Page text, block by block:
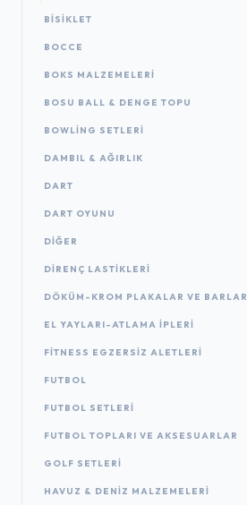
BISIKLET
BOCCE
BOKS MALZEMELERI
BOSU BALL & DENGE TOPU
BOWLING SETLERI
DAMBIL & AĞIRLIK
DART
DART OYUNU
DIĞER
DIRENÇ LASTIKLERI
DÖKÜM-KROM PLAKALAR VE BARLAR
EL YAYLARI-ATLAMA IPLERI
FITNESS EGZERSIZ ALETLERI
FUTBOL
FUTBOL SETLERI
FUTBOL TOPLARI VE AKSESUARLAR
GOLF SETLERI
HAVUZ & DENIZ MALZEMELERI